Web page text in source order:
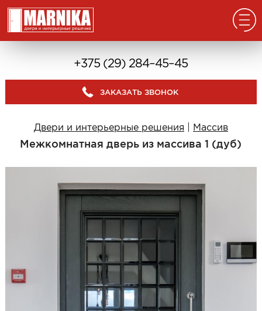
Входные двери
В дом с окном
В дом без окна
Классические в квартиру
Современные в квартиру
С отделкой из дерева
С декоративными панелями
С зеркалом
Образцы входные
Двери и интерьерные решения
+375 (29) 284–45–45
ЗАКАЗАТЬ ЗВОНОК
Двери и интерьерные решения Массив
Межкомнатная дверь из массива 1 (дуб)